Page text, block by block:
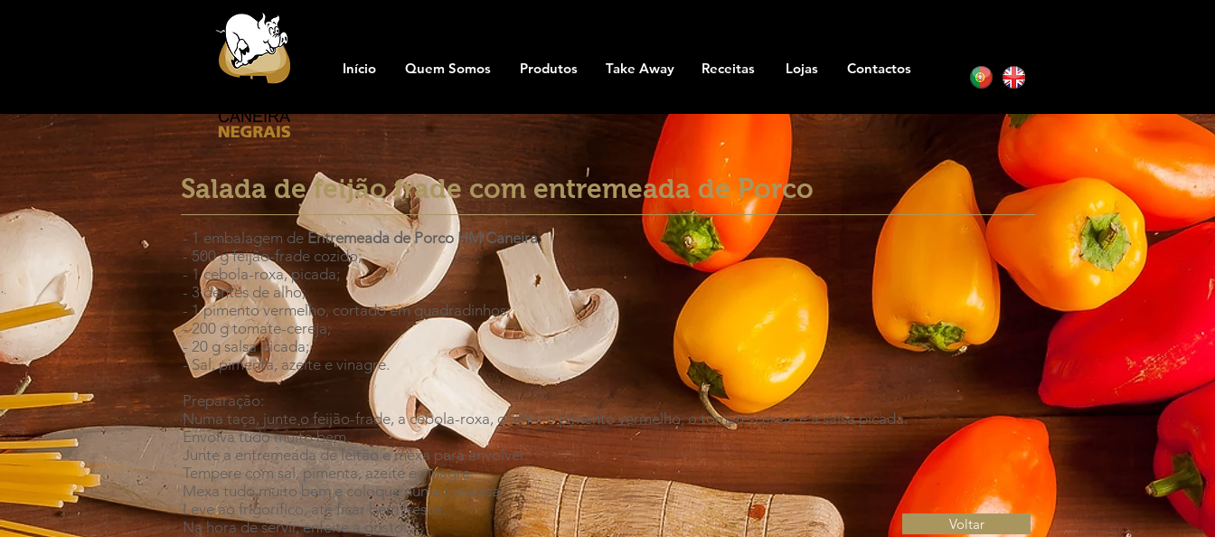
Início Quem Somos Produtos Take Away Receitas Lojas Contactos
Salada de feijão frade com entremeada de Porco
- 1 embalagem de Entremeada de Porco HM Caneira;
- 500 g feijão-frade cozido;
- 1 cebola-roxa, picada;
- 3 dentes de alho;
- 1 pimento vermelho, cortado em quadradinhos;
- 200 g tomate-cereja;
- 20 g salsa picada;
- Sal, pimenta, azeite e vinagre.
Preparação:
Numa taça, junte o feijão-frade, a cebola-roxa, o alho, o pimento vermelho, o tomate-cereja e a salsa picada.
Envolva tudo muito bem.
Junte a entremeada de leitão e mexa para envolver.
Tempere com sal, pimenta, azeite e vinagre.
Mexa tudo muito bem e coloque numa travessa.
Leve ao frigorífico, até ficar bem fresca.
Na hora de servir, enfeite a gosto.
Voltar